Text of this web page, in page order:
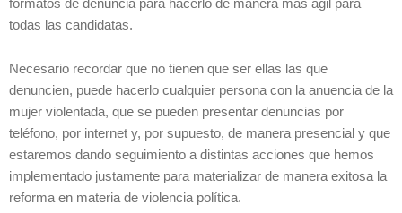
formatos de denuncia para hacerlo de manera más ágil para
todas las candidatas.
Necesario recordar que no tienen que ser ellas las que
denuncien, puede hacerlo cualquier persona con la anuencia de la
mujer violentada, que se pueden presentar denuncias por
teléfono, por internet y, por supuesto, de manera presencial y que
estaremos dando seguimiento a distintas acciones que hemos
implementado justamente para materializar de manera exitosa la
reforma en materia de violencia política.